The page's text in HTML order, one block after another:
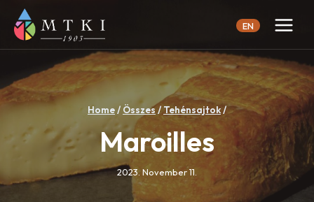
content
EN
Home/ Összes / Tehénsajtok/
Maroilles
2023. November 11.